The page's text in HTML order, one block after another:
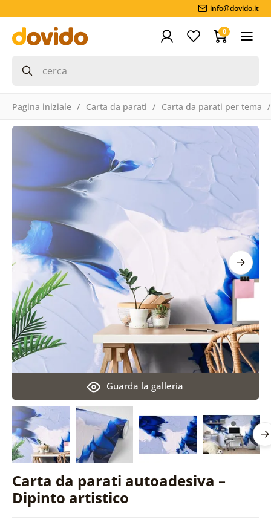
info@dovido.it
0
Pagina iniziale Carta da parati Carta da parati per tema
Carta da parati autoadesiva –
Dipinto artistico
Guarda la galleria